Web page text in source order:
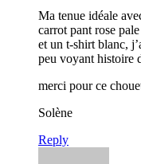
Ma tenue idéale
carrot pant rose
et un t-shirt blanc,
peu voyant histoire
merci pour ce
Solène
Reply